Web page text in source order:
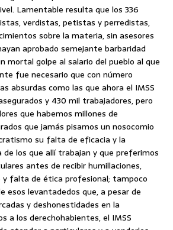
Lamentable resulta que los 336
verdistas, petistas y perredistas,
sobre la materia, sin asesores
aprobado semejante barbaridad
mortal golpe al salario del pueblo al que
fue necesario que con número
absurdas como las que ahora el IMSS
y 430 mil trabajadores, pero
que habemos millones de
que jamás pisamos un nosocomio
su falta de eficacia y la
los que allí trabajan y que preferimos
antes de recibir humillaciones,
falta de ética profesional; tampoco
esos levantadedos que, a pesar de
y deshonestidades en la
a los derechohabientes, el IMSS